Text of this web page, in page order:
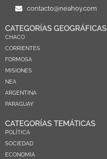
contacto@neahoy.com
CATEGORÍAS GEOGRÁFICAS
CHACO
CORRIENTES
FORMOSA
MISIONES
NEA
ARGENTINA
PARAGUAY
CATEGORÍAS TEMÁTICAS
POLÍTICA
SOCIEDAD
ECONOMIA